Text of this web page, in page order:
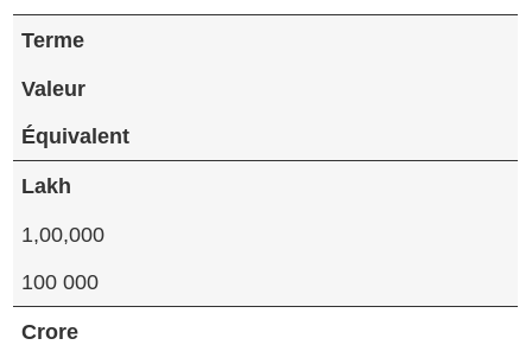
Terme
Valeur
Équivalent
Lakh
1,00,000
100 000
Crore